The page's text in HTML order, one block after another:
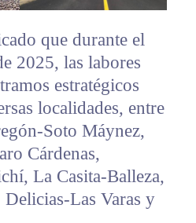
que durante el
2025, las labores
estratégicos
localidades, entre
Soto Máynez,
Cárdenas,
La Casita-Balleza,
Las Varas y